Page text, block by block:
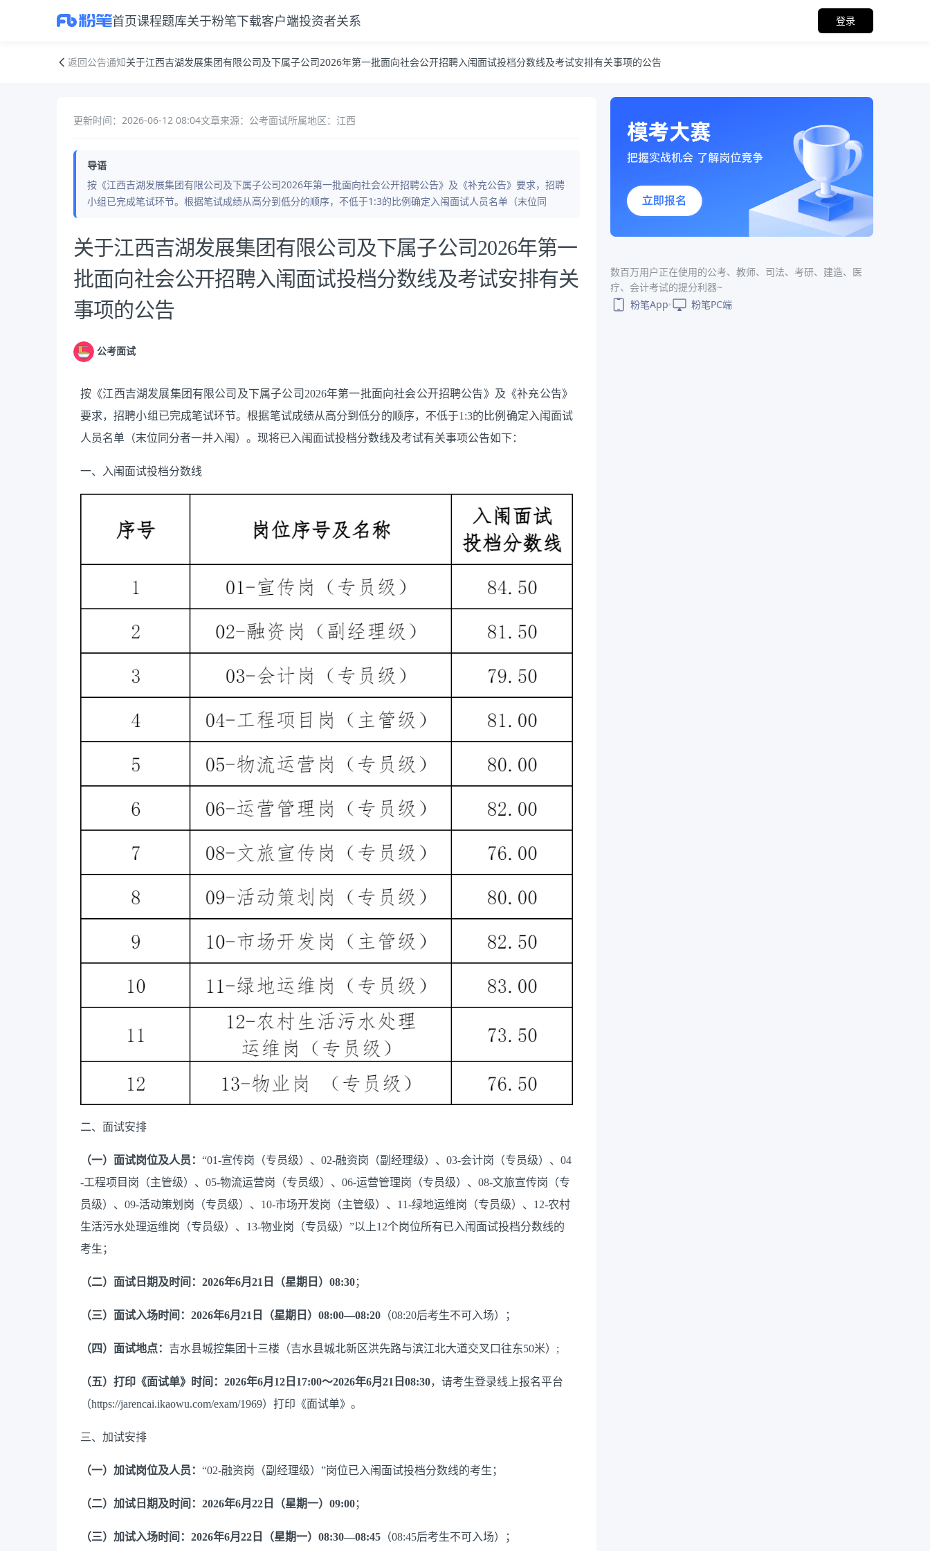
首页课程题库关于粉笔下载客户端投资者关系 登录
返回公告通知关于江西吉湖发展集团有限公司及下属子公司2026年第一批面向社会公开招聘入闱面试投档分数线及考试安排有关事项的公告
更新时间：2026-06-12 08:04文章来源：公考面试所属地区：江西
导语
按《江西吉湖发展集团有限公司及下属子公司2026年第一批面向社会公开招聘公告》及《补充公告》要求，招聘
小组已完成笔试环节。根据笔试成绩从高分到低分的顺序，不低于1:3的比例确定入闱面试人员名单（末位同
公告正文
关于江西吉湖发展集团有限公司及下属子公司2026年第一
批面向社会公开招聘入闱面试投档分数线及考试安排有关
事项的公告
公考面试
按《江西吉湖发展集团有限公司及下属子公司 2026年第一批面向社会公开招聘公告》及《补充公告》
要求，招聘小组已完成笔试环节。根据笔试成绩从高分到低分的顺序，不低于1:3的比例确定入闱面试
人员名单（末位同分者一并入闱）。现将已入闱面试投档分数线及考试有关事项公告如下：
一、入闱面试投档分数线
二、面试安排
（一）面试岗位及人员： “01-宣传岗（专员级）、02-融资岗（副经理级）、03-会计岗（专员级）、04
-工程项目岗（主管级）、05-物流运营岗（专员级）、06-运营管理岗（专员级）、08-文旅宣传岗（专
员级）、09-活动策划岗（专员级）、10-市场开发岗（主管级）、11-绿地运维岗（专员级）、12-农村
生活污水处理运维岗（专员级）、13-物业岗（专员级）”以上12个岗位所有已入闱面试投档分数线的
考生；
（二） 面试 日期及时间： 2026年6月21日（星期日） 08:30；
（三） 面试入场时间： 2026年6月21日（星期日）08:00—08:20 （08:20后考生不可入场） ；
（ 四）面试地点： 吉水县城控集团十三楼（吉水县城北新区洪先路与滨江北大道交叉口往东50米） ;
（五） 打印 《面试单》 时间： 2026年6月12日17:00～2026年6月21日08:30，请考生登录线上报名平台
（https://jarencai.ikaowu.com/exam/1969）打印 《面试单》 。
三、 加试安排
（一） 加试岗位及人员： “02-融资岗（副经理级）”岗位已入闱面试投档分数线的考生；
（二） 加试 日期及时间： 2026年6月22日（星期一） 09:00；
（三） 加试入场时间： 2026年6月22日（星期一）08:30—08:45 （08:45后考生不可入场） ；
数百万用户正在使用的公考、教师、司法、考研、建造、医
疗、会计考试的提分利器~
粉笔App
粉笔PC端